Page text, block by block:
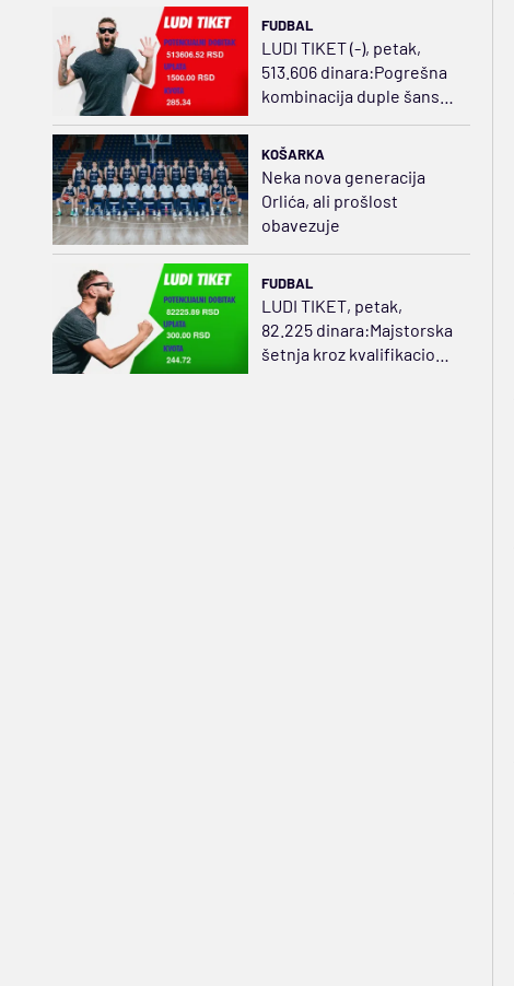
FUDBAL
LUDI TIKET (-), petak,
513.606 dinara:Pogrešna
kombinacija duple šanse
i golova sažvakala
dobitak
KOŠARKA
Neka nova generacija
Orlića, ali prošlost
obavezuje
FUDBAL
LUDI TIKET, petak,
82.225 dinara:Majstorska
šetnja kroz kvalifikacione